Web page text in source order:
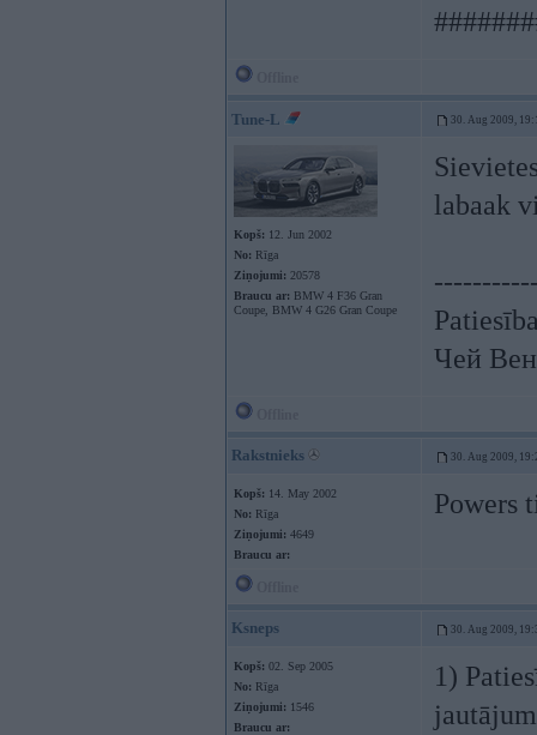
Tune-L 30. Aug 2009,
Kopš: 12. Jun 2002
No: Rīga
Ziņojumi: 20578
Braucu ar: BMW 4 F36 Gran
Coupe, BMW 4 G26 Gran Coupe
labaak
Чей
Rakstnieks 30. Aug 2009,
Kopš: 14. May 2002
No: Rīga
Ziņojumi: 4649
Braucu ar:
Powers
Ksneps 30. Aug 2009,
Kopš: 02. Sep 2005
No: Rīga
Ziņojumi: 1546
Braucu ar:
1)